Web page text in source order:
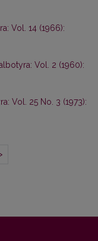
Vol. 14 (1966):
Vol. 2 (1960):
Vol. 25 No. 3 (1973):